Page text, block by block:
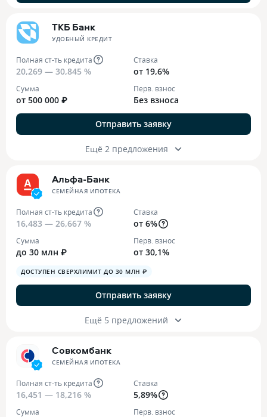
ТКБ Банк
УДОБНЫЙ КРЕДИТ
Полная ст-ть кредита
20,269 — 30,845 %
Ставка
от 19,6%
Сумма
от 500 000 ₽
Перв. взнос
Без взноса
Отправить заявку
Ещё 2 предложения
Альфа-Банк
СЕМЕЙНАЯ ИПОТЕКА
Полная ст-ть кредита
16,483 — 26,667 %
Ставка
от 6%
Сумма
до 30 млн ₽
Перв. взнос
от 30,1%
ДОСТУПЕН СВЕРХЛИМИТ ДО 30 МЛН ₽
Отправить заявку
Ещё 5 предложений
Совкомбанк
СЕМЕЙНАЯ ИПОТЕКА
Полная ст-ть кредита
16,451 — 18,216 %
Ставка
5,89%
Сумма Перв. взнос